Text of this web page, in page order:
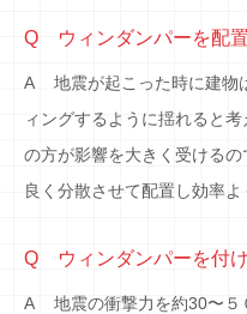
Q ウィンダンパーを配
A 地震が起こった時に建物
ィングするように揺れると
の方が影響を大きく受ける
良く分散させて配置し効率よ
Q ウィンダンパーを付
A 地震の衝撃力を約30〜５